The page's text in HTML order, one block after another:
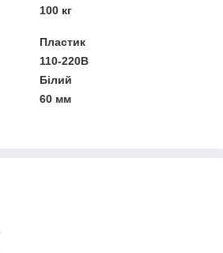
100 кг
Пластик
110-220В
Білий
60 мм